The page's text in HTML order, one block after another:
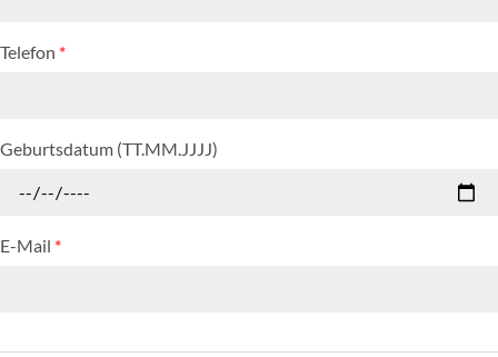
Telefon *
Geburtsdatum (TT.MM.JJJJ)
E-Mail *